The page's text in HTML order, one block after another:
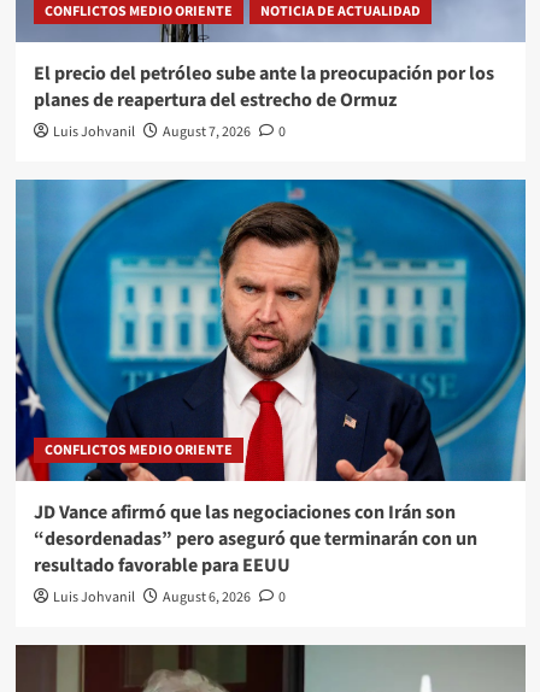
CONFLICTOS MEDIO ORIENTE NOTICIA DE ACTUALIDAD
El precio del petróleo sube ante la preocupación por los
planes de reapertura del estrecho de Ormuz
Luis Johvanil August 7, 2026 0
CONFLICTOS MEDIO ORIENTE
JD Vance afirmó que las negociaciones con Irán son
“desordenadas” pero aseguró que terminarán con un
resultado favorable para EEUU
Luis Johvanil August 6, 2026 0